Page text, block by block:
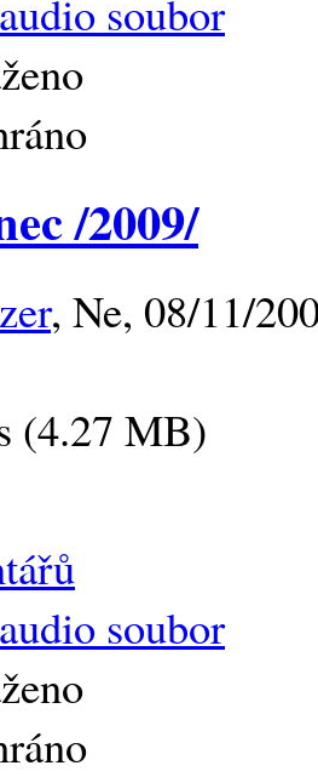
soubor
/2009/
, Ne, 08/11/
(4.27 MB)
soubor